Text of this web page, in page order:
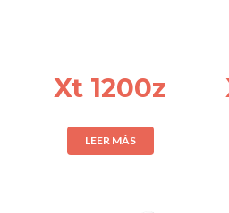
Xt 1200z
LEER MÁS